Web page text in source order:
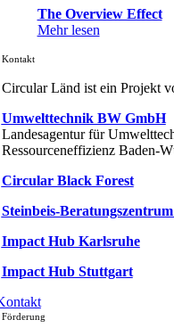
The Overview Effect
Mehr lesen
Kontakt
Circular Länd ist ein Projekt
Umwelttechnik BW GmbH
Landesagentur für
Ressourceneffizienz Baden-
Circular Black Forest
Steinbeis-
Impact Hub Karlsruhe
Impact Hub Stuttgart
Förderung